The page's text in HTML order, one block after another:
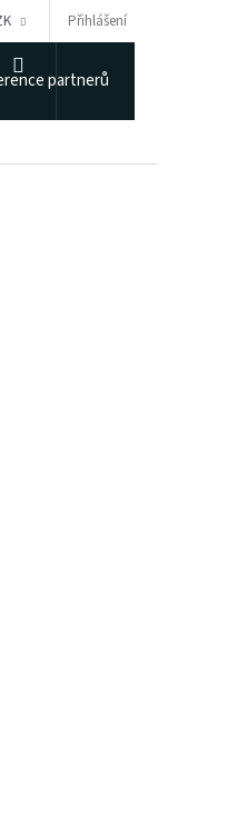
Puncovní úřad
Přihlášení
partnerů